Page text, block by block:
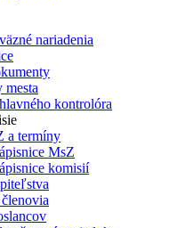
nariadenia
mesta
kontrolóra
a termíny
MsZ
komisií